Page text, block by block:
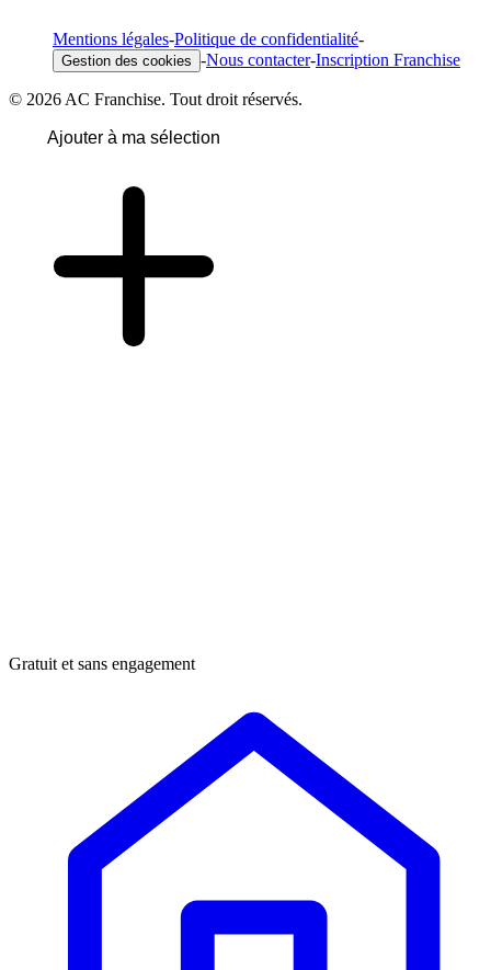
Mentions légales-Politique de confidentialité-
Gestion des cookies -Nous contacter-Inscription Franchise
© 2026 AC Franchise. Tout droit réservés.
Ajouter à ma sélection
Gratuit et sans engagement